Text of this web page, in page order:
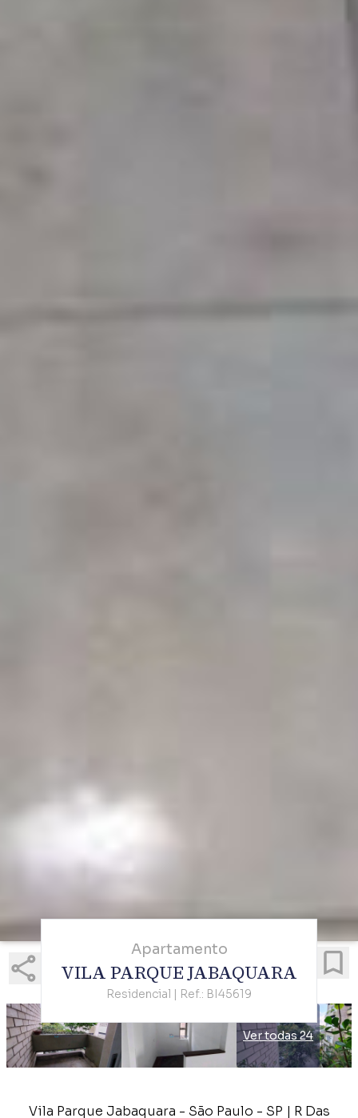
Apartamento
VILA PARQUE JABAQUARA
Residencial | Ref.: BI45619
Ver todas 24
Vila Parque Jabaquara - São Paulo - SP | R Das